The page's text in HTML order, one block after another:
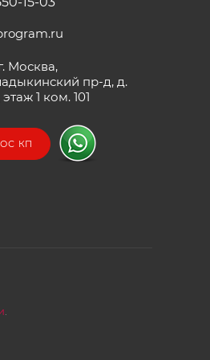
Москва,
пр-д, д.
этаж 1 ком. 101
КП